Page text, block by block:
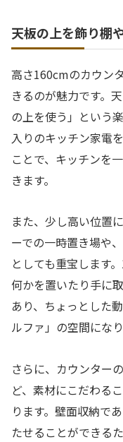
天板の上を飾り棚
高さ160cmのカウン
きるのが魅力です。
の上を使う」という
入りのキッチン家電
ことで、キッチンを
きます。
また、少し高い位置
ーでの一時置き場や
としても重宝します
何かを置いたり手に
あり、ちょっとした
ルファ」の空間になり
さらに、カウンター
ど、素材にこだわる
ります。壁面収納で
たせることができる